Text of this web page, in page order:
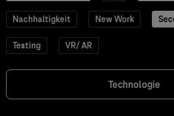
Nachhaltigkeit New Work
Testing VR/ AR
Technologie